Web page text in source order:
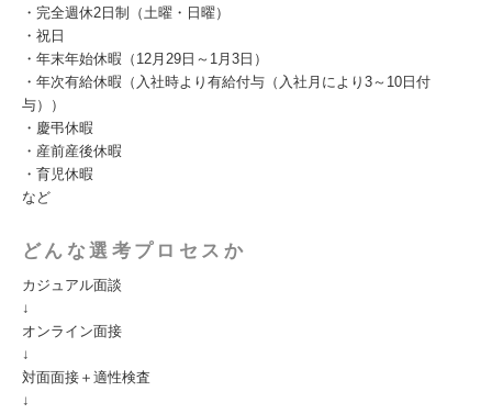
・完全週休2日制（土曜・日曜）
・祝日
・年末年始休暇（12月29日～1月3日）
・年次有給休暇（入社時より有給付与（入社月により3～10日付
与））
・慶弔休暇
・産前産後休暇
・育児休暇
など
どんな選考プロセスか
カジュアル面談
↓
オンライン面接
↓
対面面接＋適性検査
↓